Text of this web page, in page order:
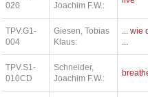
020
Joachim F.W.:
TPV.G1-
004
Giesen, Tobias
Klaus:
... wie
...
TPV.S1-
010CD
Schneider,
Joachim F.W.: